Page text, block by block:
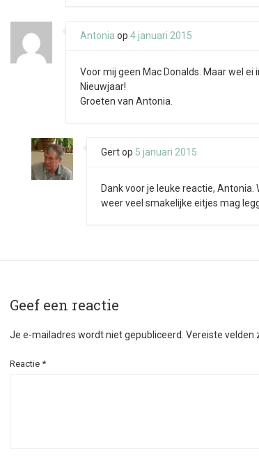
Antonia op 4 januari 2015
Voor mij geen Mac Donalds. Maar wel ei
Nieuwjaar!
Groeten van Antonia.
Gertop 5 januari 2015
Dank voor je leuke reactie, Antonia.
weer veel smakelijke eitjes mag
Geef een reactie
Je e-mailadres wordt niet gepubliceerd. Vereiste velden
Reactie *